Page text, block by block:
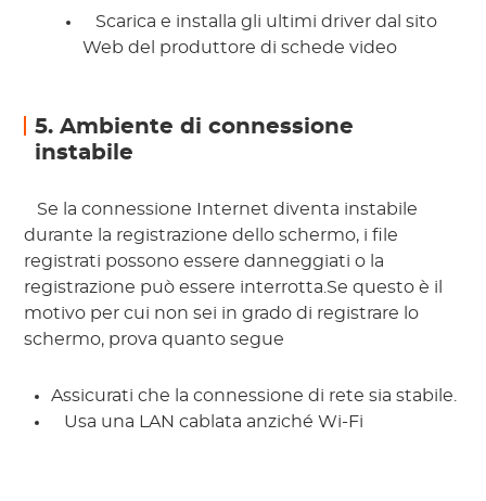
Scarica e installa gli ultimi driver dal sito
Web del produttore di schede video
5. Ambiente di connessione
instabile
Se la connessione Internet diventa instabile
durante la registrazione dello schermo, i file
registrati possono essere danneggiati o la
registrazione può essere interrotta.Se questo è il
motivo per cui non sei in grado di registrare lo
schermo, prova quanto segue
Assicurati che la connessione di rete sia stabile.
Usa una LAN cablata anziché Wi-Fi